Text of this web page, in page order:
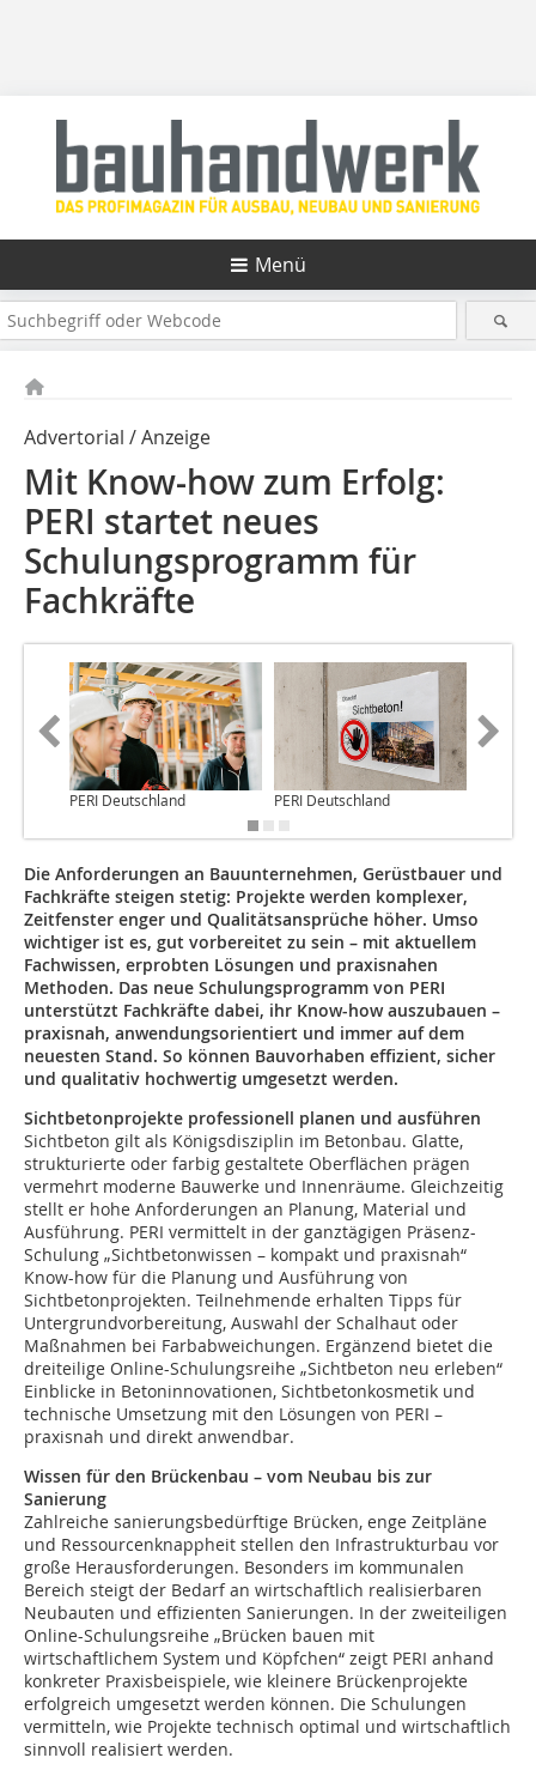
Menü
Advertorial / Anzeige
Mit Know-how zum Erfolg:
PERI startet neues
Schulungsprogramm für
Fachkräfte
PERI Deutschland PERI Deutschland
Die Anforderungen an Bauunternehmen, Gerüstbauer und
Fachkräfte steigen stetig: Projekte werden komplexer,
Zeitfenster enger und Qualitätsansprüche höher. Umso
wichtiger ist es, gut vorbereitet zu sein – mit aktuellem
Fachwissen, erprobten Lösungen und praxisnahen
Methoden. Das neue Schulungsprogramm von PERI
unterstützt Fachkräfte dabei, ihr Know-how auszubauen –
praxisnah, anwendungsorientiert und immer auf dem
neuesten Stand. So können Bauvorhaben effizient, sicher
und qualitativ hochwertig umgesetzt werden.
Sichtbetonprojekte professionell planen und ausführen
Sichtbeton gilt als Königsdisziplin im Betonbau. Glatte,
strukturierte oder farbig gestaltete Oberflächen prägen
vermehrt moderne Bauwerke und Innenräume. Gleichzeitig
stellt er hohe Anforderungen an Planung, Material und
Ausführung. PERI vermittelt in der ganztägigen Präsenz-
Schulung „Sichtbetonwissen – kompakt und praxisnah“
Know-how für die Planung und Ausführung von
Sichtbetonprojekten. Teilnehmende erhalten Tipps für
Untergrundvorbereitung, Auswahl der Schalhaut oder
Maßnahmen bei Farbabweichungen. Ergänzend bietet die
dreiteilige Online-Schulungsreihe „Sichtbeton neu erleben“
Einblicke in Betoninnovationen, Sichtbetonkosmetik und
technische Umsetzung mit den Lösungen von PERI –
praxisnah und direkt anwendbar.
Wissen für den Brückenbau – vom Neubau bis zur
Sanierung
Zahlreiche sanierungsbedürftige Brücken, enge Zeitpläne
und Ressourcenknappheit stellen den Infrastrukturbau vor
große Herausforderungen. Besonders im kommunalen
Bereich steigt der Bedarf an wirtschaftlich realisierbaren
Neubauten und effizienten Sanierungen. In der zweiteiligen
Online-Schulungsreihe „Brücken bauen mit
wirtschaftlichem System und Köpfchen“ zeigt PERI anhand
konkreter Praxisbeispiele, wie kleinere Brückenprojekte
erfolgreich umgesetzt werden können. Die Schulungen
vermitteln, wie Projekte technisch optimal und wirtschaftlich
sinnvoll realisiert werden.